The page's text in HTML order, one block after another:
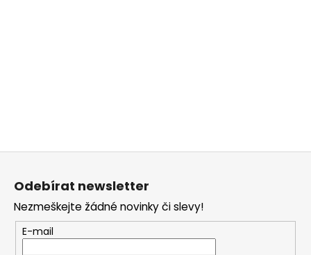
Odebírat newsletter
Nezmeškejte žádné novinky či slevy!
E-mail